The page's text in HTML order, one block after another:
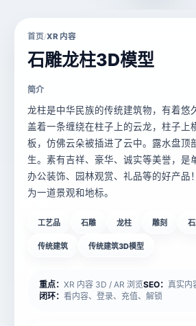
首页/XR 内容
石雕龙柱3D模型
简介
龙柱是中华民族的传统建筑物，有着悠
盖着一条缠绕在柱子上的云龙，柱子上
板，仿佛云朵被插进了云中。露水盘顶
生。素有吉祥、豪华、诚实等美誉，是
办公装饰、园林观赏、礼品等的好产品
为一道景观和地标。
工艺品 石雕 龙柱 雕刻
传统建筑 传统建筑3D模型
重点： XR 内容 3D / AR 浏览SEO： 真实内
闭环： 看内容、登录、充值、解锁